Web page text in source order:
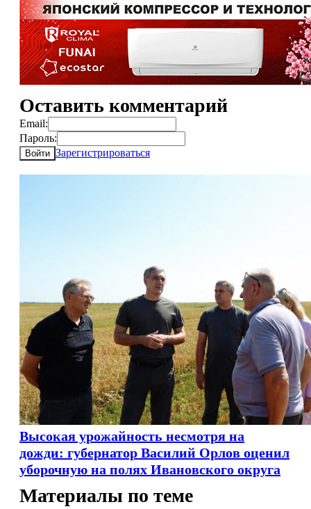
Оставить комментарий
Email:
Пароль:
Войти Зарегистрироваться
Высокая урожайность несмотря на
дожди: губернатор Василий Орлов оценил
уборочную на полях Ивановского округа
Материалы по теме